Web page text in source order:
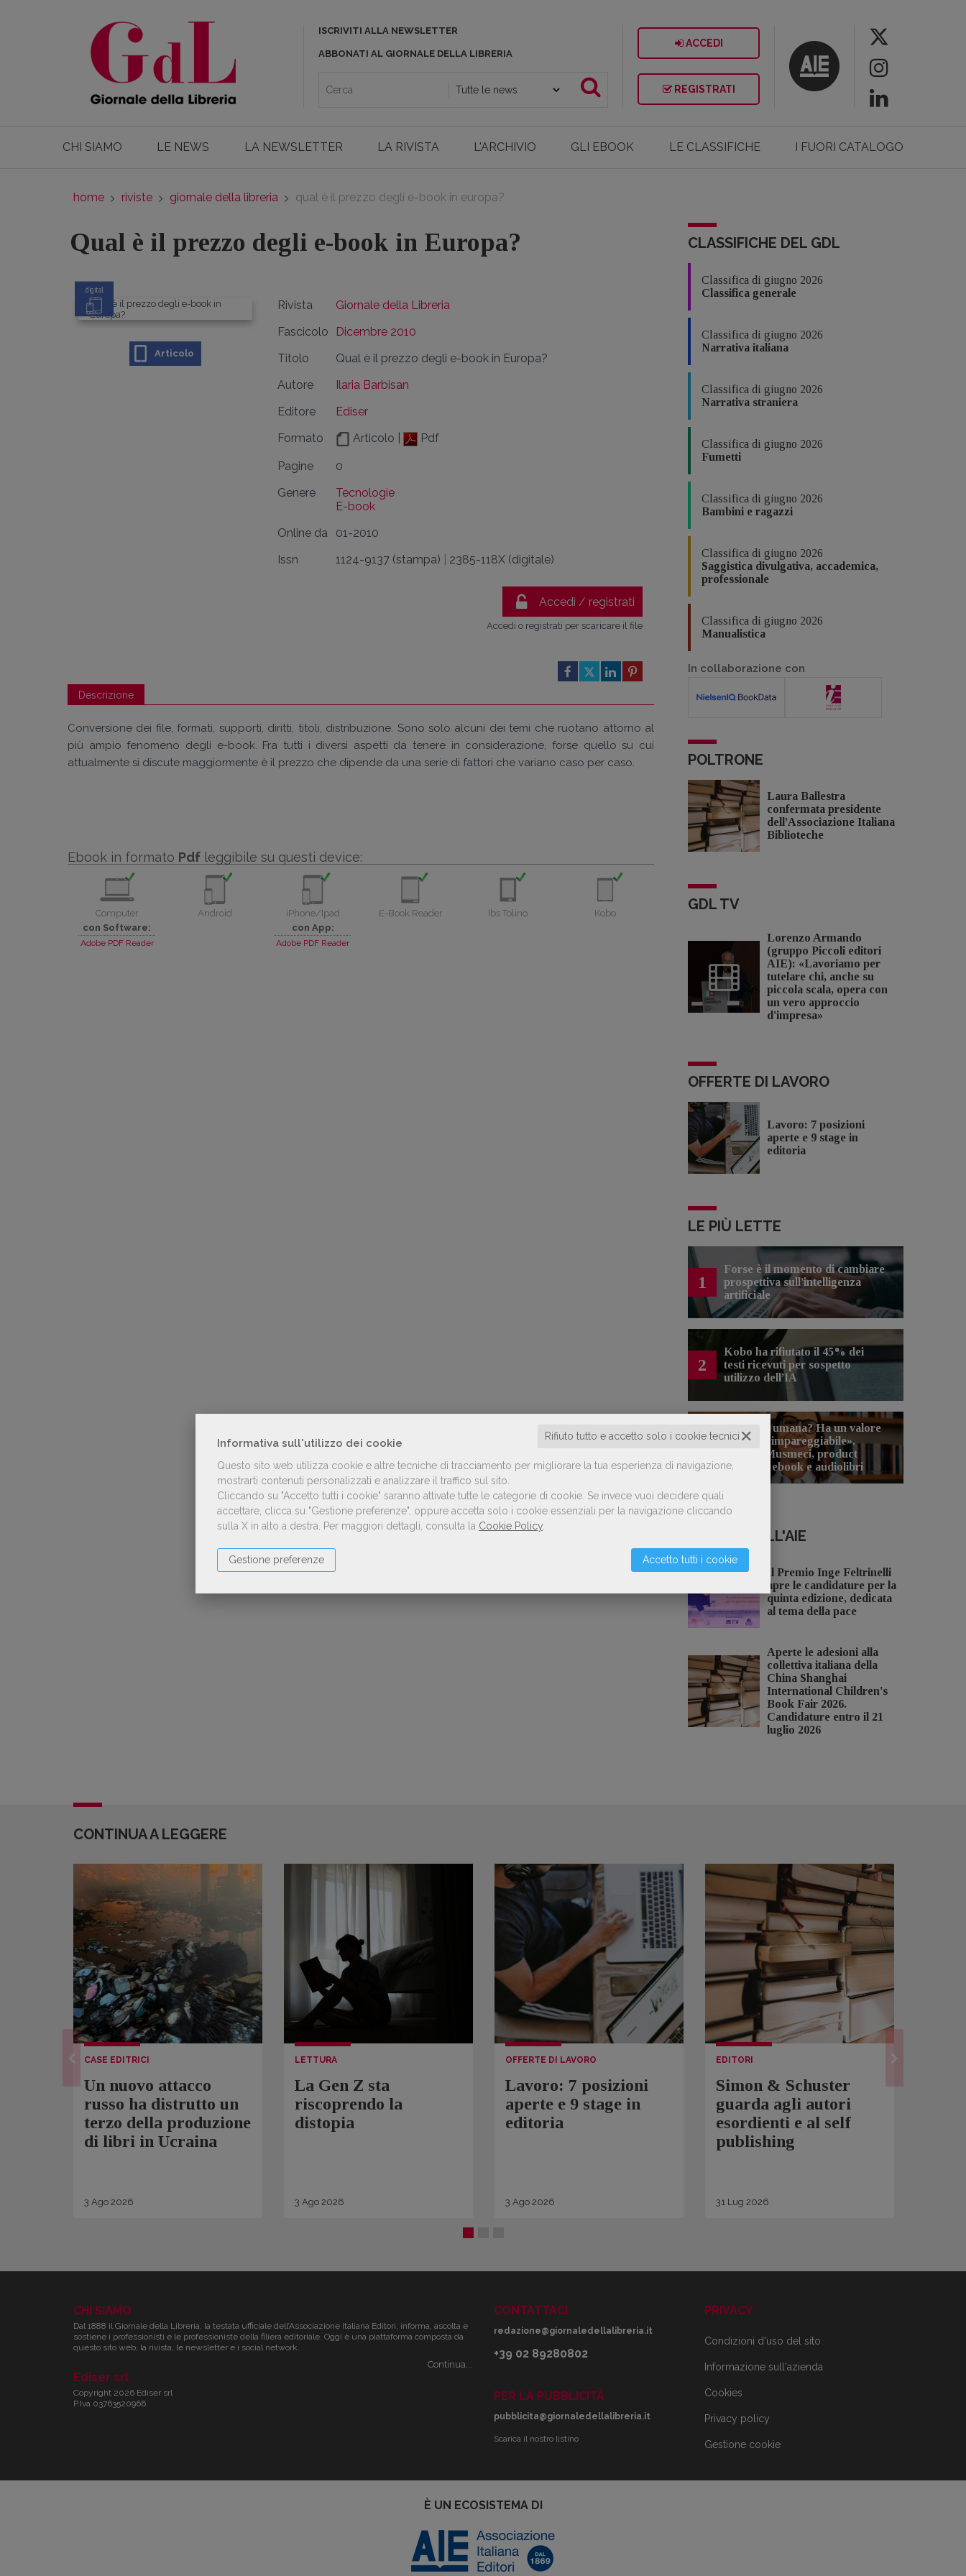
Informativa sull'utilizzo dei cookie ✕
Rifiuto tutto e accetto solo i cookie tecnici
Questo sito web utilizza cookie e altre tecniche di tracciamento per migliorare la tua esperienza di navigazione,
mostrarti contenuti personalizzati e analizzare il traffico sul sito.
Cliccando su "Accetto tutti i cookie" saranno attivate tutte le categorie di cookie. Se invece vuoi decidere quali
accettare, clicca su "Gestione preferenze", oppure accetta solo i cookie essenziali per la navigazione cliccando
sulla X in alto a destra. Per maggiori dettagli, consulta la Cookie Policy
Accetto tutti i cookie
Gestione preferenze
ISCRIVITI ALLA NEWSLETTER
ABBONATI AL GIORNALE DELLA LIBRERIA
ACCEDI
REGISTRATI
CHI SIAMO LE NEWS LA NEWSLETTER LA RIVISTA L'ARCHIVIO GLI EBOOK LE CLASSIFICHE I FUORI CATALOGO
home riviste giornale della libreria qual è il prezzo degli e-book in europa?
Qual è il prezzo degli e-book in Europa?
digital
Articolo
Rivista
Giornale della Libreria
Fascicolo
Dicembre 2010
Titolo
Qual è il prezzo degli e-book in Europa?
Autore
Ilaria Barbisan
Editore
Ediser
Formato
Articolo | Pdf
Pagine
0
Genere
Tecnologie
E-book
Online da
01-2010
Issn
1124-9137 (stampa) 2385-118X (digitale)
Accedi / registrati
Accedi o registrati per scaricare il file
Descrizione
Conversione dei file, formati, supporti, diritti, titoli, distribuzione. Sono solo alcuni dei temi che ruotano attorno al
più ampio fenomeno degli e-book. Fra tutti i diversi aspetti da tenere in considerazione, forse quello su cui
attualmente si discute maggiormente è il prezzo che dipende da una serie di fattori che variano caso per caso.
Ebook in formato Pdf leggibile su questi device:
Computer
con Software:
Adobe PDF Reader
Android
iPhone/Ipad
con App:
Adobe PDF Reader
E-Book Reader Ibs Tolino Kobo
CLASSIFICHE DEL GDL
Classifica di giugno 2026
Classifica generale
Classifica di giugno 2026
Narrativa italiana
Classifica di giugno 2026
Narrativa straniera
Classifica di giugno 2026
Fumetti
Classifica di giugno 2026
Bambini e ragazzi
Classifica di giugno 2026
Saggistica divulgativa, accademica,
professionale
Classifica di giugno 2026
Manualistica
In collaborazione con
POLTRONE
Laura Ballestra
confermata presidente
dell’Associazione Italiana
Biblioteche
GDL TV
Lorenzo Armando
(gruppo Piccoli editori
AIE): «Lavoriamo per
tutelare chi, anche su
piccola scala, opera con
un vero approccio
d'impresa»
OFFERTE DI LAVORO
Lavoro: 7 posizioni
aperte e 9 stage in
editoria
LE PIÙ LETTE
1
Forse è il momento di cambiare
prospettiva sull’intelligenza
artificiale
2
Kobo ha rifiutato il 45% dei
testi ricevuti per sospetto
utilizzo dell’IA
«La voce umana? Ha un valore
aggiunto impareggiabile».
Simona Musmeci, product
manager ebook e audiolibri
NOTIZIE DALL'AIE
Il Premio Inge Feltrinelli
apre le candidature per la
quinta edizione, dedicata
al tema della pace
Aperte le adesioni alla
collettiva italiana della
China Shanghai
International Children's
Book Fair 2026.
Candidature entro il 21
luglio 2026
CONTINUA A LEGGERE
CASE EDITRICI
Un nuovo attacco
russo ha distrutto un
terzo della produzione
di libri in Ucraina
3 Ago 2026
LETTURA
La Gen Z sta
riscoprendo la
distopia
3 Ago 2026
OFFERTE DI LAVORO
Lavoro: 7 posizioni
aperte e 9 stage in
editoria
3 Ago 2026
EDITORI
Simon & Schuster
guarda agli autori
esordienti e al self
publishing
31 Lug 2026
CHI SIAMO
Dal 1888 il Giornale della Libreria, la testata ufficiale dell’Associazione Italiana Editori, informa, ascolta e
sostiene i professionisti e le professioniste della filiera editoriale. Oggi è una piattaforma composta da
questo sito web, la rivista, le newsletter e i social network.
Continua...
Ediser srl
Copyright 2026 Ediser srl
P.Iva 03763520966
CONTATTACI
redazione@giornaledellalibreria.it
+39 02 89280802
PER LA PUBBLICITÀ
pubblicita@giornaledellalibreria.it
Scarica il nostro listino
PRIVACY
Condizioni d'uso del sito
Informazione sull'azienda
Cookies
Privacy policy
Gestione cookie
È UN ECOSISTEMA DI